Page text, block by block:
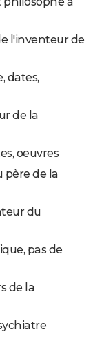
l'inventeur de
dates,
de la
oeuvres
père de la
du
pas de
de la